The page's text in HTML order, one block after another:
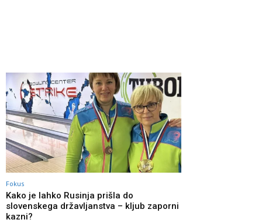
Fokus
Kako je lahko Rusinja prišla do
slovenskega državljanstva – kljub zaporni
kazni?